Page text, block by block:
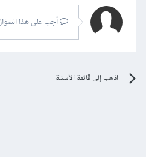
أجب على هذا
اذهب إلى قائمة الأسئلة